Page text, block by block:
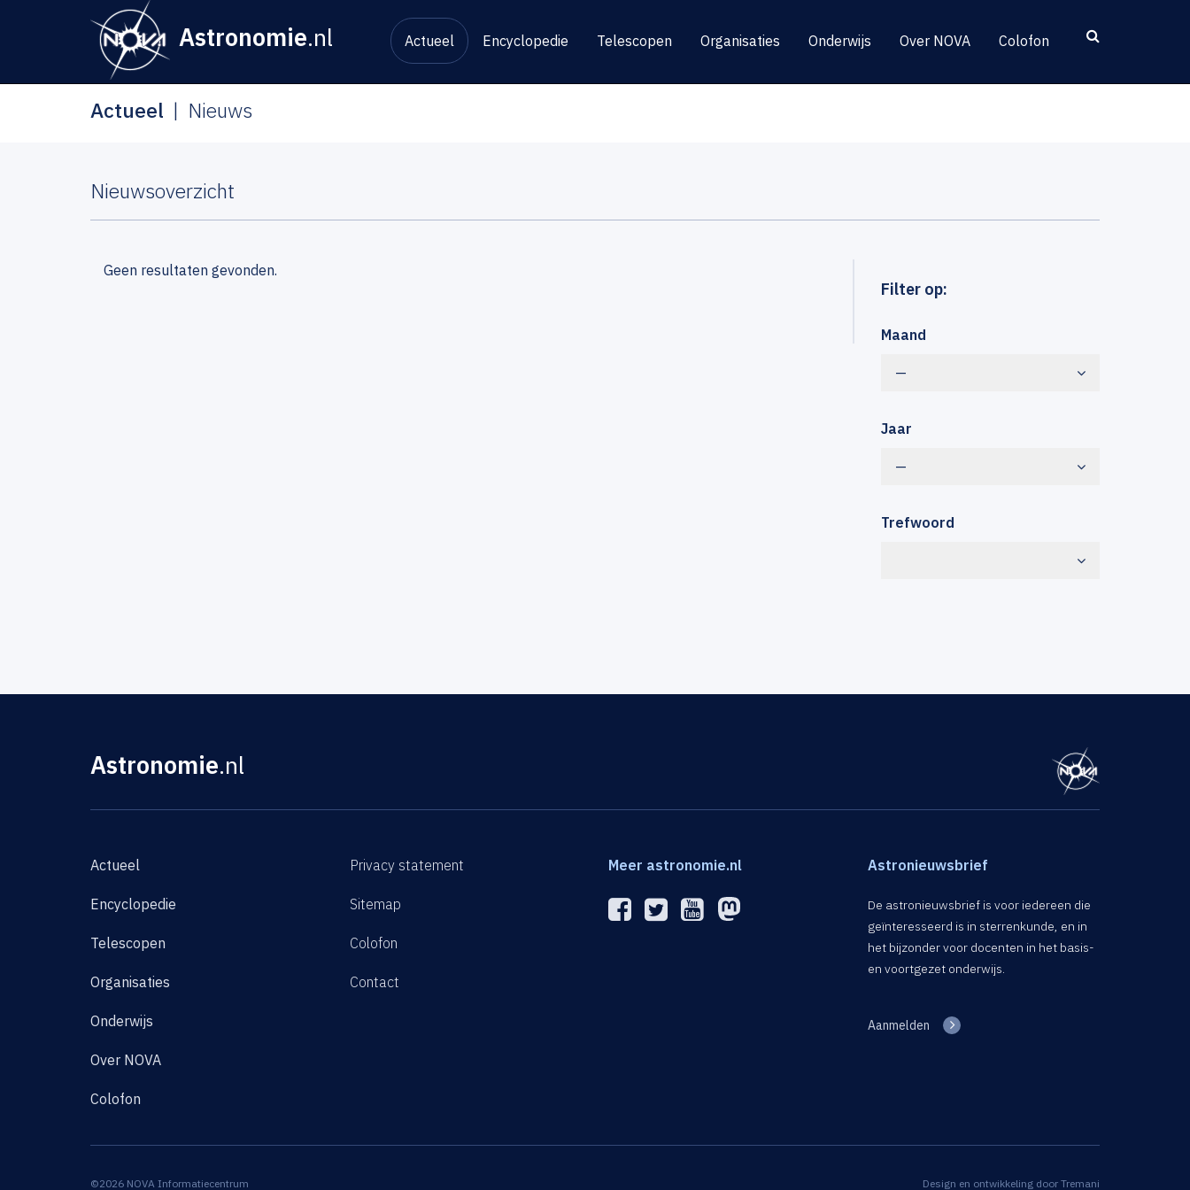
Astronomie.nl Actueel Encyclopedie Telescopen Organisaties Onderwijs Over NOVA Colofon
Actueel Nieuws
Nieuwsoverzicht
Filter op:
Maand
—
Jaar
—
Trefwoord
Geen resultaten gevonden.
Astronomie.nl
Actueel
Encyclopedie
Telescopen
Organisaties
Onderwijs
Over NOVA
Colofon
Privacy statement
Sitemap
Colofon
Contact
Meer astronomie.nl Astronieuwsbrief
De astronieuwsbrief is voor iedereen die
geïnteresseerd is in sterrenkunde, en in
het bijzonder voor docenten in het basis-
en voortgezet onderwijs.
Aanmelden
©2026 NOVA Informatiecentrum Design en ontwikkeling door Tremani